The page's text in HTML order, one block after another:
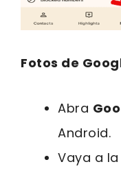
Fotos de
Abra
Android.
Vaya a la